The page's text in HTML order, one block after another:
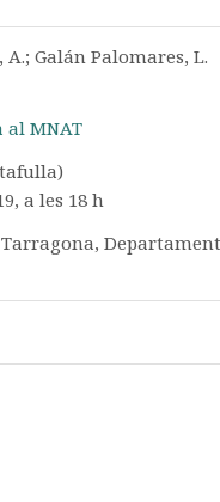
Galán Palomares, L.
al MNAT
a les 18 h